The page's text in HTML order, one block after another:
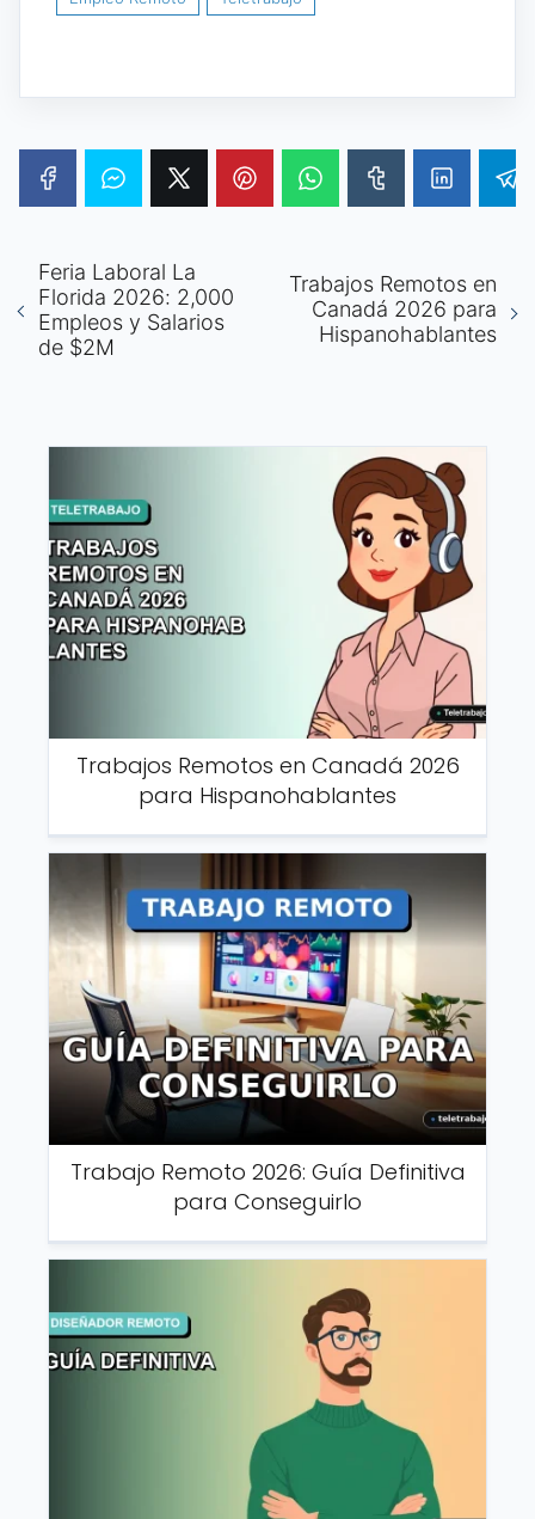
Feria Laboral La
Florida 2026: 2,000
Empleos y Salarios
de $2M
Trabajos Remotos en
Canadá 2026 para
Hispanohablantes
Trabajos Remotos en Canadá 2026
para Hispanohablantes
Trabajo Remoto 2026: Guía Definitiva
para Conseguirlo